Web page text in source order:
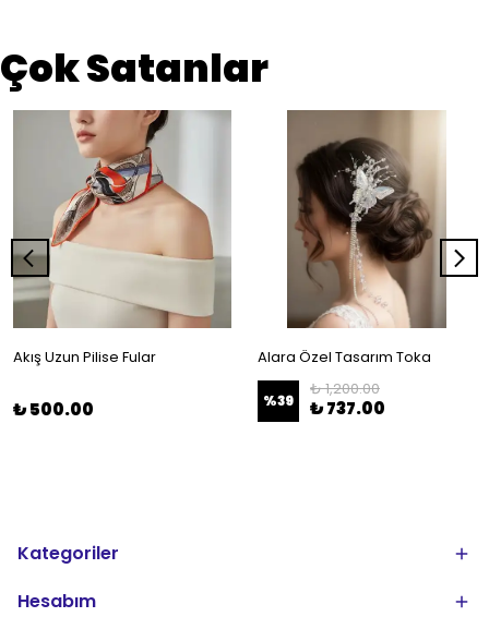
Çok Satanlar
Akış Uzun Pilise Fular
₺ 500.00
Alara Özel Tasarım Toka
%39
₺ 1,200.00
₺ 737.00
Kategoriler
Hesabım